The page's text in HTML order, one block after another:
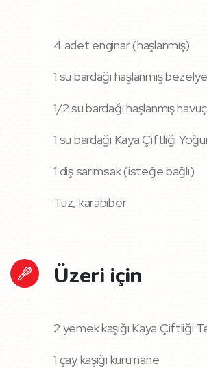
4 adet enginar (haşlanmış)
1 su bardağı haşlanmış bezelye
1/2 su bardağı haşlanmış
1 su bardağı Kaya Çiftliği
1 diş sarımsak (isteğe bağlı)
Tuz, karabiber
Üzeri için
2 yemek kaşığı Kaya Çiftliği
1 çay kaşığı kuru nane